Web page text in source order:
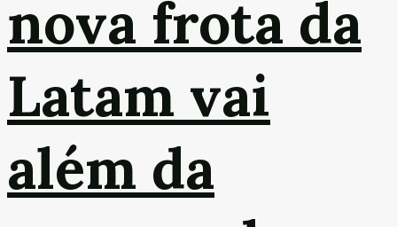
nova frota da
Latam vai
além da